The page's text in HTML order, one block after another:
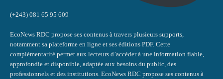
(+243) 081 65 95 609
EcoNews RDC propose ses contenus à travers plusieurs supports,
notamment sa plateforme en ligne et ses éditions PDF. Cette
complémentarité permet aux lecteurs d’accéder à une information fiable,
approfondie et disponible, adaptée aux besoins du public, des
professionnels et des institutions. EcoNews RDC propose ses contenus à